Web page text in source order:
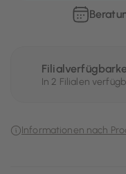
In 2 Filialen
Informationen nach